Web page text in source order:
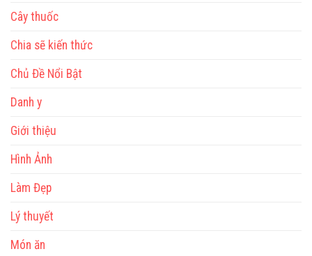
Cây thuốc
Chia sẽ kiến thức
Chủ Đề Nổi Bật
Danh y
Giới thiệu
Hình Ảnh
Làm Đẹp
Lý thuyết
Món ăn